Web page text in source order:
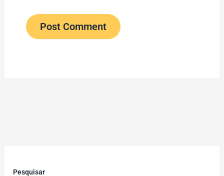
Pesquisar